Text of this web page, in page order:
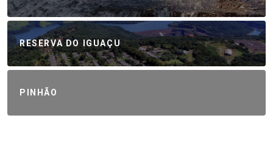
RESERVA DO IGUAÇU
PINHÃO